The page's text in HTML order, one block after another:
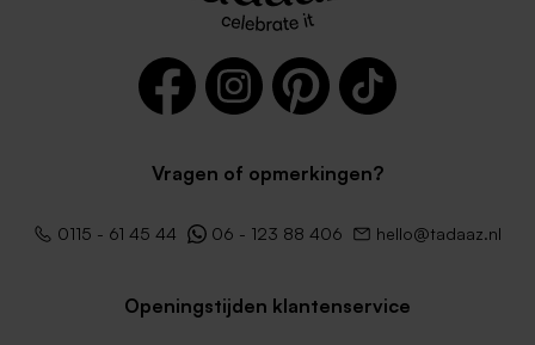
Vragen of opmerkingen?
0115 - 61 45 44 06 - 123 88 406 hello@tadaaz.nl
Openingstijden klantenservice